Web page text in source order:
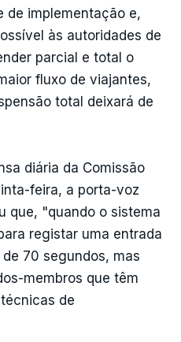
de implementação e,
às autoridades de
parcial e total o
fluxo de viajantes,
total deixará de
diária da Comissão
feira, a porta-voz
que, "quando o sistema
registar uma entrada
70 segundos, mas
membros que têm
de